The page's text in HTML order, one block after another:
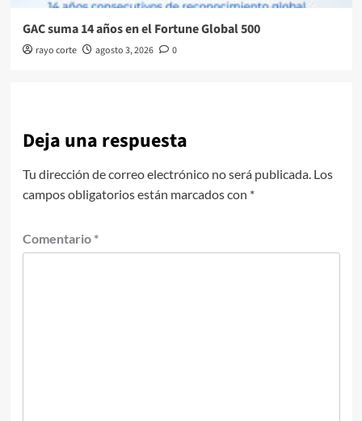
GAC suma 14 años en el Fortune Global 500
rayo corte agosto 3, 2026 0
Deja una respuesta
Tu dirección de correo electrónico no será publicada. Los
campos obligatorios están marcados con *
Comentario *